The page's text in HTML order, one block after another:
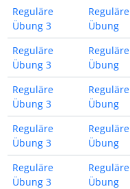
Reguläre
Übung 3
Reguläre
Übung
Reguläre
Übung 3
Reguläre
Übung
Reguläre
Übung 3
Reguläre
Übung
Reguläre
Übung 3
Reguläre
Übung
Reguläre
Übung 3
Reguläre
Übung